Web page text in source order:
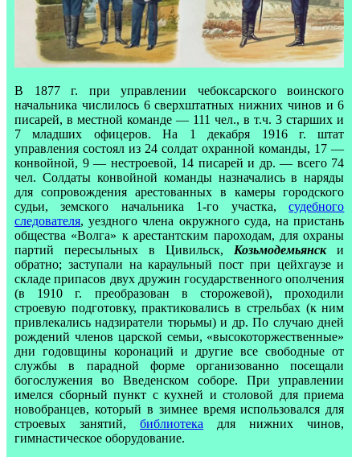
В 1877 г. при управлении чебоксарского воинского
начальника числилось 6 сверхштатных нижних чинов и 6
писарей, в местной команде — 111 чел., в т.ч. 3 старших и
7 младших офицеров. На 1 декабря 1916 г. штат
управления состоял из 24 солдат охранной команды, 17 —
конвойной, 9 — нестроевой, 14 писарей и др. — всего 74
чел. Солдаты конвойной команды назначались в наряды
для сопровождения арестованных в камеры городского
судьи, земского начальника 1-го участка,судебного
следователя, уездного члена окружного суда, на пристань
общества «Волга» к арестантским пароходам, для охраны
партий пересыльных в Цивильск, Козьмодемьянски
обратно; заступали на караульный пост при цейхгаузе и
складе припасов двух дружин государственного ополчения
(в 1910 г. преобразован в сторожевой), проходили
строевую подготовку, практиковались в стрельбах (к ним
привлекались надзиратели тюрьмы) и др. По случаю дней
рождений членов царской семьи, «высокоторжественные»
дни годовщины коронаций и другие все свободные от
службы в парадной форме организованно посещали
богослужения во Введенском соборе. При управлении
имелся сборный пункт с кухней и столовой для приема
новобранцев, который в зимнее время использовался для
строевых занятий,библиотека для нижних чинов,
гимнастическое оборудование.